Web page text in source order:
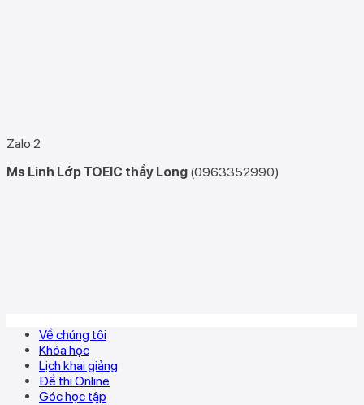
Zalo 2
Ms Linh Lớp TOEIC thầy Long (0963352990)
Về chúng tôi
Khóa học
Lịch khai giảng
Đề thi Online
Góc học tập